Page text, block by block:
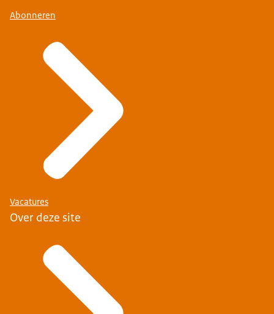
Abonneren
Vacatures
Over deze site